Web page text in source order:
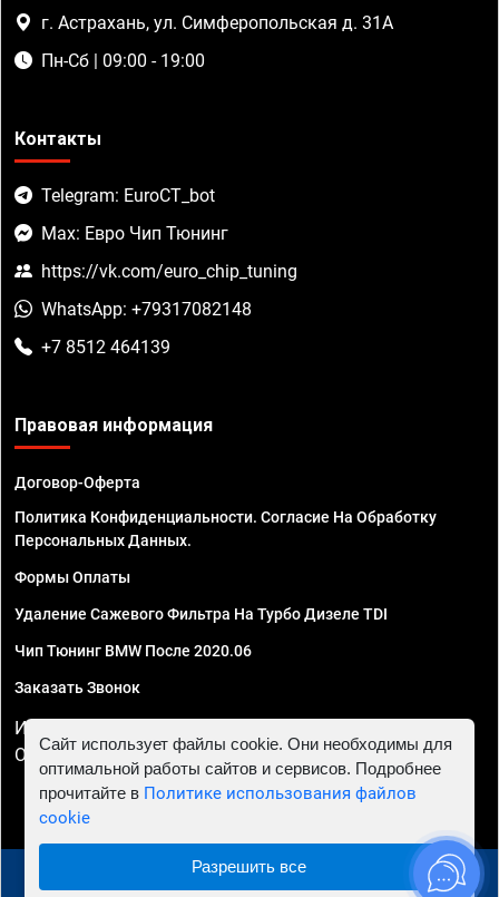
г. Астрахань, ул. Симферопольская д. 31А
Пн-Сб | 09:00 - 19:00
Контакты
Telegram: EuroCT_bot
Max: Евро Чип Тюнинг
https://vk.com/euro_chip_tuning
WhatsApp: +79317082148
+7 8512 464139
Правовая информация
Договор-Оферта
Политика Конфиденциальности. Согласие На Обработку
Персональных Данных.
Формы Оплаты
Удаление Сажевого Фильтра На Турбо Дизеле TDI
Чип Тюнинг BMW После 2020.06
Заказать Звонок
ИП Смирнов Георгий Павлович. ИНН 781302555843,
ОГРНИП 324470400032610
© 2010 - 2026 Чип тюнинг в Астрахани - Автосервис
Сайт использует файлы cookie. Они необходимы для
оптимальной работы сайтов и сервисов. Подробнее
прочитайте в Политике использования файлов
cookie
Разрешить все